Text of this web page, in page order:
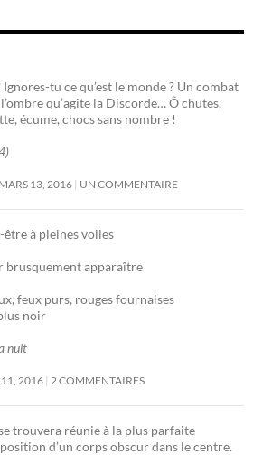
tu ce qu’est le monde ? Un combat
qu’agite la Discorde… Ô chutes,
écume, chocs sans nombre !
MARS 13, 2016 UN COMMENTAIRE
à pleines voiles
brusquement apparaître
feux purs, rouges fournaises
noir
nuit
11, 2016 2 COMMENTAIRES
trouvera réunie à la plus parfaite
d’un corps obscur dans le centre.